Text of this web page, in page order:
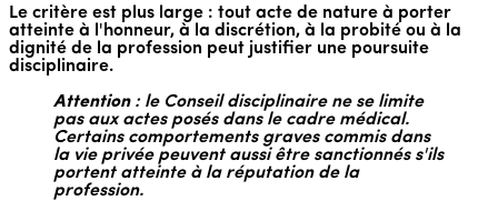
Le critère est plus large : tout acte de nature à porter
atteinte à l'honneur, à la discrétion, à la probité ou à la
dignité de la profession peut justifier une poursuite
disciplinaire.
Attention: le Conseil disciplinaire ne se limite
pas aux actes posés dans le cadre médical.
Certains comportements graves commis dans
la vie privée peuvent aussi être sanctionnés s'ils
portent atteinte à la réputation de la
profession.